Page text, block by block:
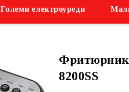
Големи електроуреди
Фритюрник
8200SS